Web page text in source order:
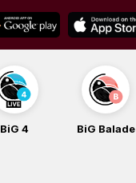
BiG 4 BiG Balade